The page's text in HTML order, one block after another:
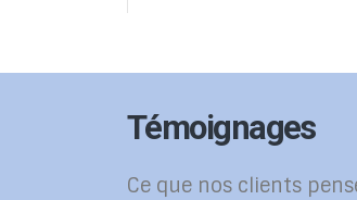
Témoignages
Ce que nos clients